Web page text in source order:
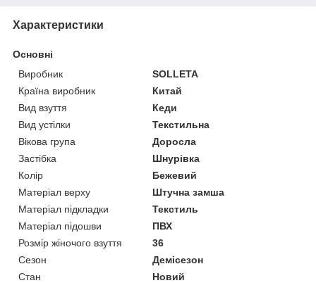
Характеристики
Основні
Виробник
SOLLETA
Країна виробник
Китай
Вид взуття
Кеди
Вид устілки
Текстильна
Вікова група
Доросла
Застібка
Шнурівка
Колір
Бежевий
Матеріал верху
Штучна замша
Матеріал підкладки
Текстиль
Матеріал підошви
ПВХ
Розмір жіночого взуття
36
Сезон
Демісезон
Стан
Новий